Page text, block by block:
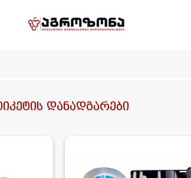
დანადგარები